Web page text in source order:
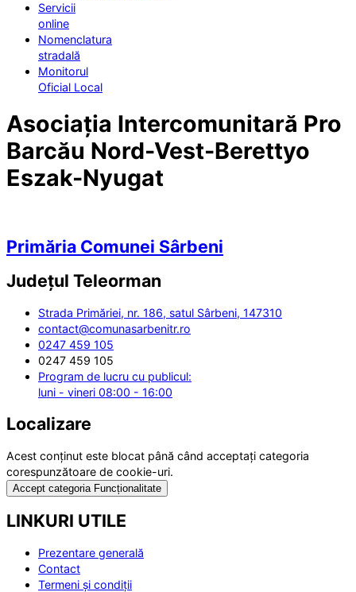
Servicii
online
Nomenclatura
stradală
Monitorul
Oficial Local
Asociația Intercomunitară Pro
Barcău Nord-Vest-Berettyo
Eszak-Nyugat
Primăria Comunei Sârbeni
Județul Teleorman
Strada Primăriei, nr. 186, satul Sârbeni, 147310
contact@comunasarbenitr.ro
0247 459 105
0247 459 105
Program de lucru cu publicul:
luni - vineri 08:00 - 16:00
Localizare
Acest conținut este blocat până când acceptați categoria
corespunzătoare de cookie-uri.
Accept categoria Funcționalitate
LINKURI UTILE
Prezentare generală
Contact
Termeni și condiții